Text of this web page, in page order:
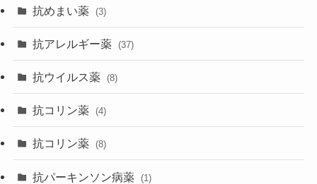
抗めまい薬 (3)
抗アレルギー薬 (37)
抗ウイルス薬 (8)
抗コリン薬 (4)
抗コリン薬 (8)
抗パーキンソン病薬 (1)